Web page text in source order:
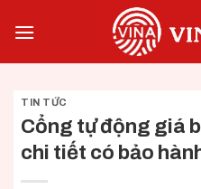
TIN TỨC
Cổng tự động giá
chi tiết có bảo